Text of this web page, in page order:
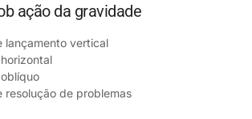
ação da gravidade
lançamento vertical
resolução de problemas